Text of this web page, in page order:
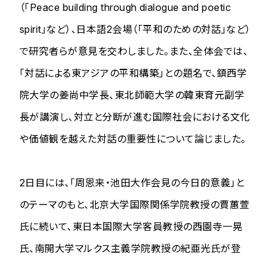
（「Peace building through dialogue and poetic
spirit」など）、日本語2会場（「平和のための対話」など）
で研究者らが意見を交わしました。また、全体会では、
「対話による東アジアの平和構築」との題名で、鎮西学
院大学の姜尚中学長、東北師範大学の韓東育元副学
長が講演し、対立と分断が進む国際社会における文化
や価値観を越えた対話の重要性について論じました。
2日目には、「周恩来・池田大作会見の今日的意義」と
のテーマのもと、北京大学国際関係学院教授の賈蕙萱
氏に続いて、東日本国際大学客員教授の西園寺一晃
氏、南開大学マルクス主義学院教授の紀亜光氏が登